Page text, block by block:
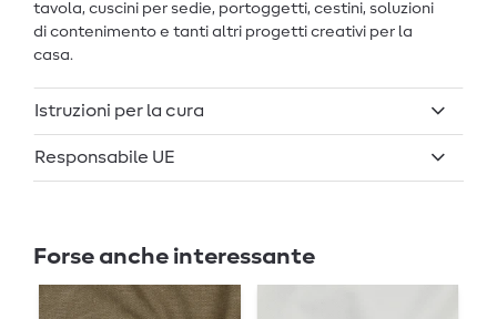
tavola, cuscini per sedie, portoggetti, cestini, soluzioni
di contenimento e tanti altri progetti creativi per la
casa.
Istruzioni per la cura
Responsabile UE
Forse anche interessante